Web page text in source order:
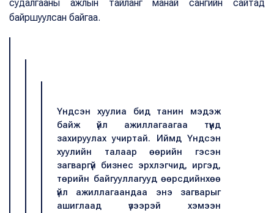
судалгааны ажлын тайланг манай сангийн сайтад
байршуулсан байгаа.
Үндсэн хуулиа бид танин мэдэж
байж үйл ажиллагаагаа түүнд
захируулах учиртай. Иймд Үндсэн
хуулийн талаар өөрийн гэсэн
загваргүй бизнес эрхлэгчид, иргэд,
төрийн байгууллагууд өөрсдийнхөө
үйл ажиллагаандаа энэ загварыг
ашиглаад үзээрэй хэмээн